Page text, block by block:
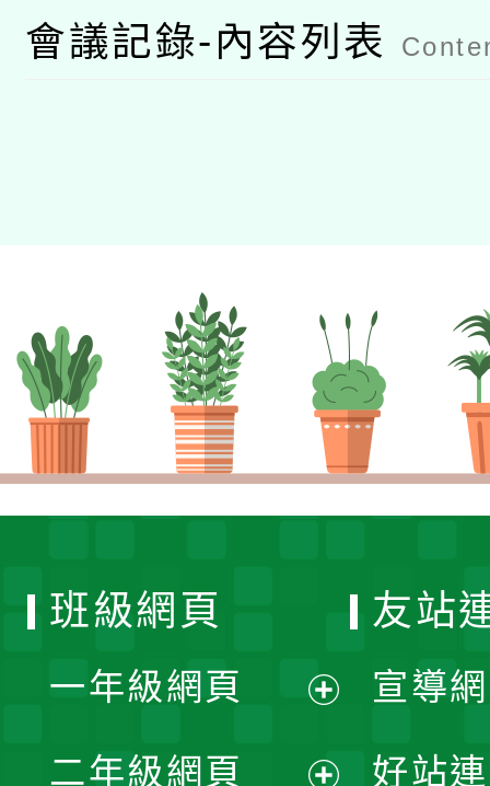
薪期間赴陸應申請許可
轉知經濟部水利署委託
會議記錄-內容列表
班級網頁
一年級網頁
二年級網頁
友站
宣導
好站